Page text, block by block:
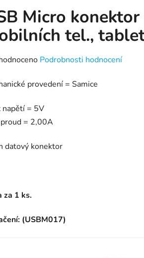
Micro
tel.,
Podrobnosti hodnocení
provedení = Samice
napětí = 5V
= 2,00A
datový konektor
za 1 ks.
(USBM017)